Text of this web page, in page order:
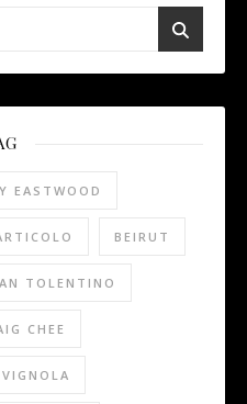
EASTWOOD
BEIRUT
TOLENTINO
CHEE